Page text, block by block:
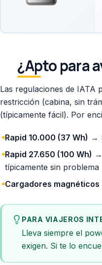
¿Apto para
Las regulaciones de IATA
restricción (cabina, sin
(típicamente fácil). Por
Rapid 10.000 (37 Wh) →
Rapid 27.650 (100 Wh)
típicamente sin problema
Cargadores magnéticos
PARA VIAJEROS
Lleva siempre el
exigen. Si te lo